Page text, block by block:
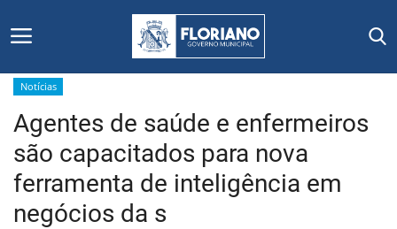
Início
Editais
Floriano
Notícias
Agentes de saúde e enfermeiros
são capacitados para nova
ferramenta de inteligência em
negócios da s